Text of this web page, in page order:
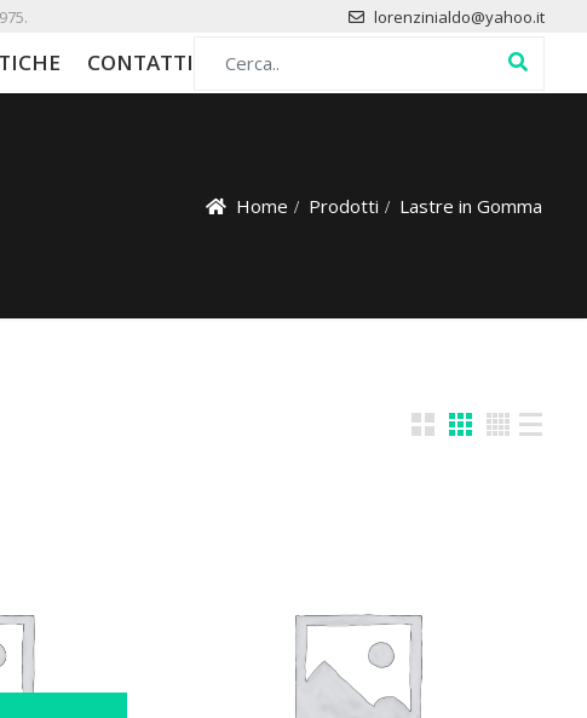
lorenzinialdo@yahoo.it
CONTATTI
Home Prodotti Lastre in Gomma